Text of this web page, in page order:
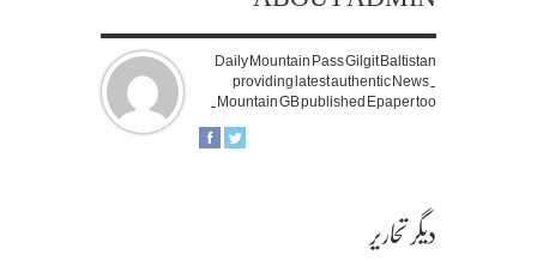
Daily Mountain Pass Gilgit Baltistan
providing latest authentic News.
Mountain GB published Epaper too.
دیگر تحاریر